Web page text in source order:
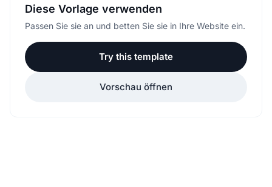
Diese Vorlage verwenden
Passen Sie sie an und betten Sie sie in Ihre Website ein.
Try this template
Vorschau öffnen